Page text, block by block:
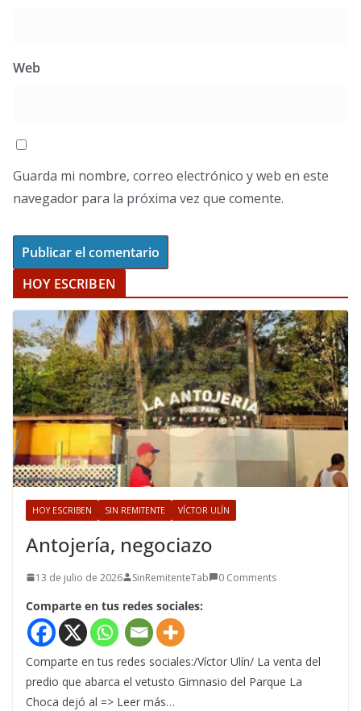
Web
Guarda mi nombre, correo electrónico y web en este
navegador para la próxima vez que comente.
HOY ESCRIBEN
HOY ESCRIBEN SIN REMITENTE VÍCTOR ULÍN
Antojería, negociazo
13 de julio de 2026 SinRemitenteTab 0 Comments
Comparte en tus redes sociales:
Comparte en tus redes sociales:/Víctor Ulín/ La venta del
predio que abarca el vetusto Gimnasio del Parque La
Choca dejó al => Leer más…